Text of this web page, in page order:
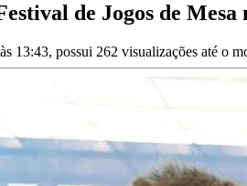
de Jogos de Mesa
13:43, possui 262 visualizações até o